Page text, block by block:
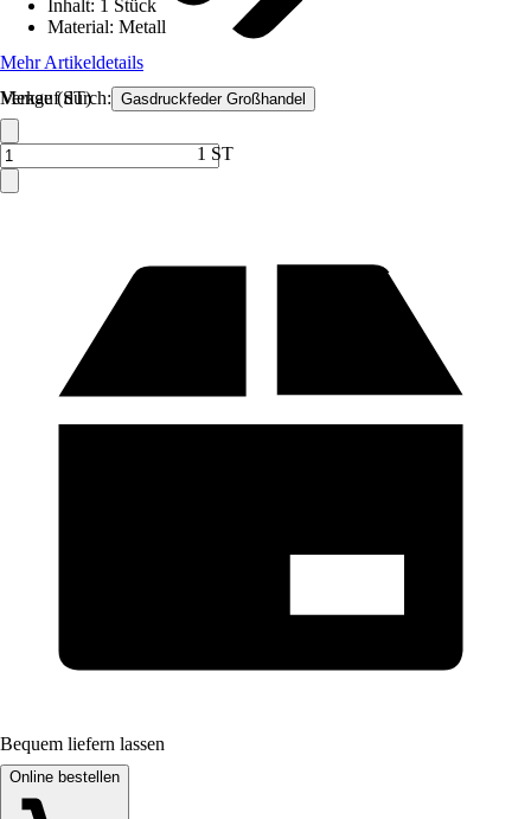
Verkauf durch: Gasdruckfeder Großhandel
Inhalt: 1 Stück
Material: Metall
Mehr Artikeldetails
Menge (ST)
1 ST
Bequem liefern lassen
Online bestellen